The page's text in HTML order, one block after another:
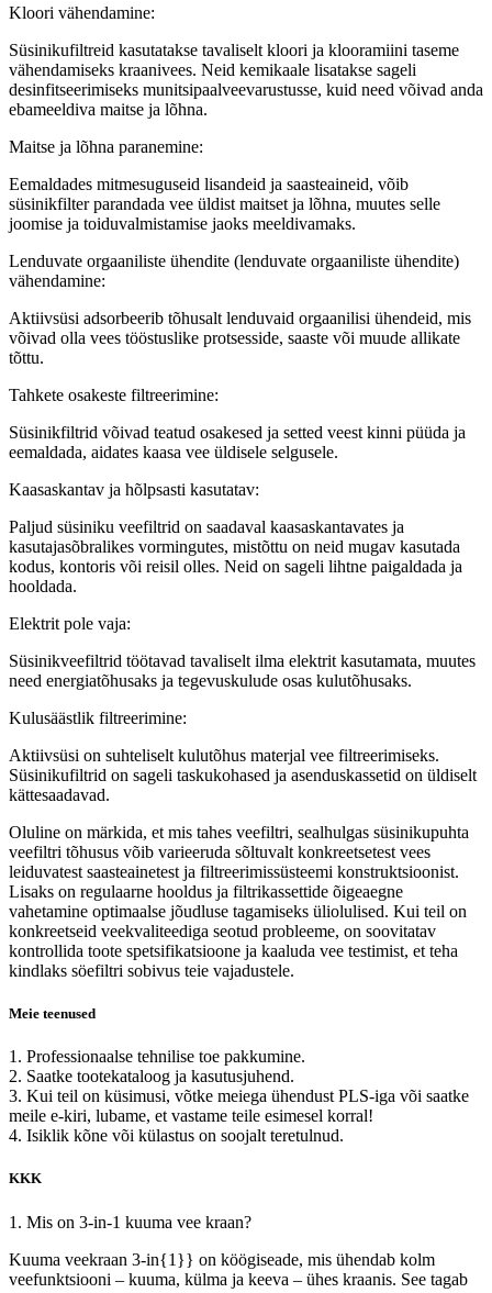
Kloori vähendamine:
Süsinikufiltreid kasutatakse tavaliselt kloori ja klooramiini taseme
vähendamiseks kraanivees. Neid kemikaale lisatakse sageli
desinfitseerimiseks munitsipaalveevarustusse, kuid need võivad anda
ebameeldiva maitse ja lõhna.
Maitse ja lõhna paranemine:
Eemaldades mitmesuguseid lisandeid ja saasteaineid, võib
süsinikfilter parandada vee üldist maitset ja lõhna, muutes selle
joomise ja toiduvalmistamise jaoks meeldivamaks.
Lenduvate orgaaniliste ühendite (lenduvate orgaaniliste ühendite)
vähendamine:
Aktiivsüsi adsorbeerib tõhusalt lenduvaid orgaanilisi ühendeid, mis
võivad olla vees tööstuslike protsesside, saaste või muude allikate
tõttu.
Tahkete osakeste filtreerimine:
Süsinikfiltrid võivad teatud osakesed ja setted veest kinni püüda ja
eemaldada, aidates kaasa vee üldisele selgusele.
Kaasaskantav ja hõlpsasti kasutatav:
Paljud süsiniku veefiltrid on saadaval kaasaskantavates ja
kasutajasõbralikes vormingutes, mistõttu on neid mugav kasutada
kodus, kontoris või reisil olles. Neid on sageli lihtne paigaldada ja
hooldada.
Elektrit pole vaja:
Süsinikveefiltrid töötavad tavaliselt ilma elektrit kasutamata, muutes
need energiatõhusaks ja tegevuskulude osas kulutõhusaks.
Kulusäästlik filtreerimine:
Aktiivsüsi on suhteliselt kulutõhus materjal vee filtreerimiseks.
Süsinikufiltrid on sageli taskukohased ja asenduskassetid on üldiselt
kättesaadavad.
Oluline on märkida, et mis tahes veefiltri, sealhulgas süsinikupuhta
veefiltri tõhusus võib varieeruda sõltuvalt konkreetsetest vees
leiduvatest saasteainetest ja filtreerimissüsteemi konstruktsioonist.
Lisaks on regulaarne hooldus ja filtrikassettide õigeaegne
vahetamine optimaalse jõudluse tagamiseks üliolulised. Kui teil on
konkreetseid veekvaliteediga seotud probleeme, on soovitatav
kontrollida toote spetsifikatsioone ja kaaluda vee testimist, et teha
kindlaks söefiltri sobivus teie vajadustele.
Meie teenused
1. Professionaalse tehnilise toe pakkumine.
2. Saatke tootekataloog ja kasutusjuhend.
3. Kui teil on küsimusi, võtke meiega ühendust PLS-iga või saatke
meile e-kiri, lubame, et vastame teile esimesel korral!
4. Isiklik kõne või külastus on soojalt teretulnud.
KKK
1. Mis on 3-in-1 kuuma vee kraan?
Kuuma veekraan 3-in{1}} on köögiseade, mis ühendab kolm
veefunktsiooni – kuuma, külma ja keeva – ühes kraanis. See tagab